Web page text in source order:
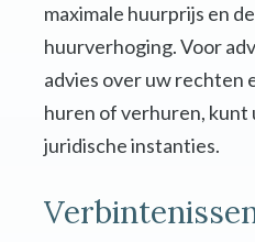
maximale huurprijs en
huurverhoging. Voor
advies over uw rechten
huren of verhuren, kunt
juridische instanties.